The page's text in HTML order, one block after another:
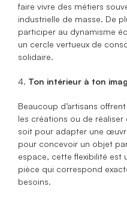
faire vivre des métiers
industrielle de masse. De
participer au dynamisme
un cercle vertueux de
solidaire.
4. Ton intérieur à ton
Beaucoup d’artisans
les créations ou de
soit pour adapter une
pour concevoir un objet
espace, cette flexibilité est
pièce qui correspond
besoins.